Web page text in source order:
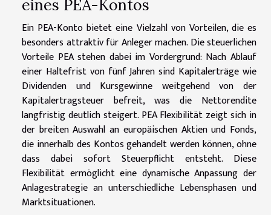
eines PEA-Kontos
Ein PEA-Konto bietet eine Vielzahl von Vorteilen, die es
besonders attraktiv für Anleger machen. Die steuerlichen
Vorteile PEA stehen dabei im Vordergrund: Nach Ablauf
einer Haltefrist von fünf Jahren sind Kapitalerträge wie
Dividenden und Kursgewinne weitgehend von der
Kapitalertragsteuer befreit, was die Nettorendite
langfristig deutlich steigert. PEA Flexibilität zeigt sich in
der breiten Auswahl an europäischen Aktien und Fonds,
die innerhalb des Kontos gehandelt werden können, ohne
dass dabei sofort Steuerpflicht entsteht. Diese
Flexibilität ermöglicht eine dynamische Anpassung der
Anlagestrategie an unterschiedliche Lebensphasen und
Marktsituationen.